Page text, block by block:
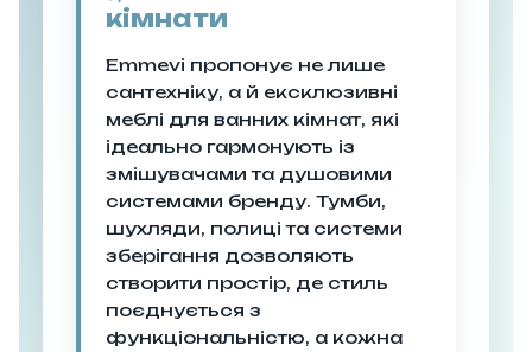
кімнати
Emmevi пропонує не лише
сантехніку, а й ексклюзивні
меблі для ванних кімнат, які
ідеально гармонують із
змішувачами та душовими
системами бренду. Тумби,
шухляди, полиці та системи
зберігання дозволяють
створити простір, де стиль
поєднується з
функціональністю, а кожна